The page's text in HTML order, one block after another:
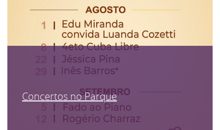
Concertos no Parque